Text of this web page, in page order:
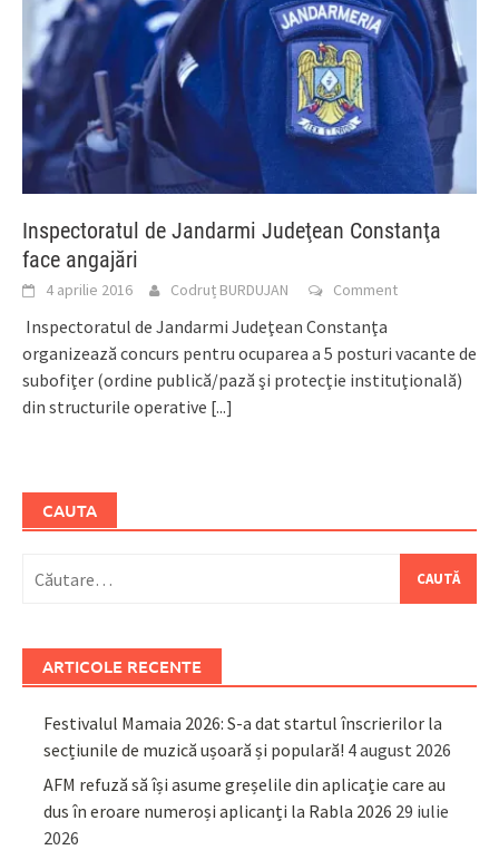
Inspectoratul de Jandarmi Judeţean Constanţa
face angajări
4 aprilie 2016 Codruț BURDUJAN Comment
Inspectoratul de Jandarmi Judeţean Constanţa
organizează concurs pentru ocuparea a 5 posturi vacante de
subofiţer (ordine publică/pază şi protecţie instituţională)
din structurile operative [...]
CAUTA
după:
ARTICOLE RECENTE
Festivalul Mamaia 2026: S-a dat startul înscrierilor la
secțiunile de muzică ușoară și populară! 4 august 2026
AFM refuză să își asume greșelile din aplicație care au
dus în eroare numeroși aplicanți la Rabla 2026 29 iulie
2026